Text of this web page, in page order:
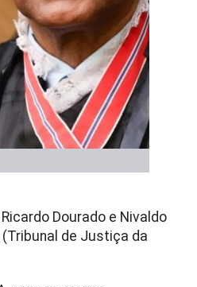
Dourado e Nivaldo
de Justiça da